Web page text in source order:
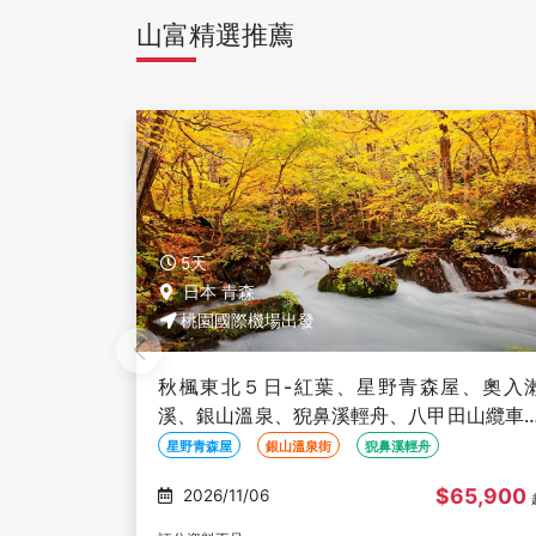
山富精選推薦
5天
日本 青森
桃園國際機場出發
秋楓東北５日-紅葉、星野青森屋、奧入
溪、銀山溫泉、猊鼻溪輕舟、八甲田山纜車
採水果、睡魔之家、法式料理(不進免稅店)
星野青森屋 銀山溫泉街 猊鼻溪輕舟
2026/11/07 $65,900